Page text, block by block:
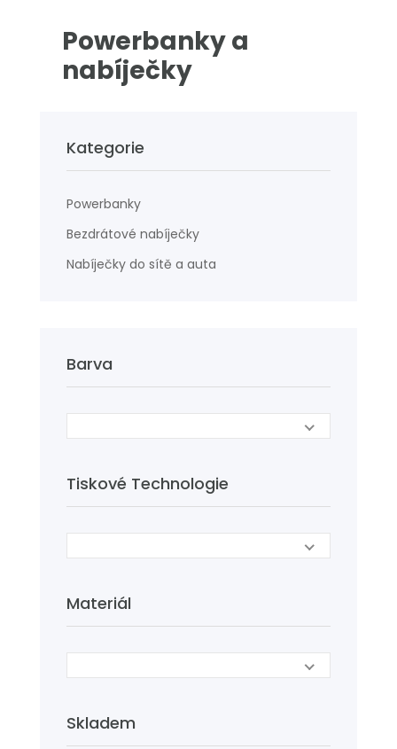
Powerbanky a
nabíječky
Kategorie
Powerbanky
Bezdrátové nabíječky
Nabíječky do sítě a auta
Barva
Tiskové Technologie
Materiál
Skladem